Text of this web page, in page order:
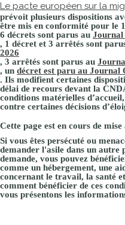
Le pacte européen sur la
prévoit plusieurs dispositions
être mis en conformité pour le
6 décrets sont parus au Journal
, 1 décret et 3 arrêtés sont
2026
, 3 arrêtés sont parus au
, un décret est paru au Journal
. Ils modifient certaines
délai de recours devant la
conditions matérielles
contre certaines décisions
Cette page est en cours de
Si vous êtes persécuté ou
demander l'asile dans un autre
demande, vous pouvez
comme un hébergement, une
concernant le travail, la santé
comment bénéficier de ces
vous présentons les